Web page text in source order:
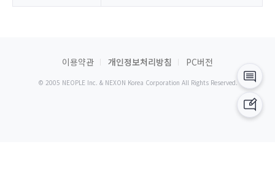
이용약관 개인정보처리방침 PC버전
© 2005 NEOPLE Inc. & NEXON Korea Corporation All Rights Reserved.